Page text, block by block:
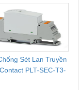
Sét Lan Truyền
PLT-SEC-T3-